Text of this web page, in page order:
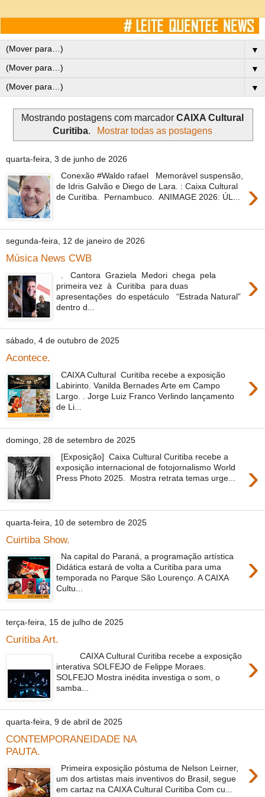
▼
▼
▼
Mostrando postagens com marcador CAIXA Cultural
Curitiba. Mostrar todas as postagens
quarta-feira, 3 de junho de 2026
›
Conexão #Waldo rafael Memorável suspensão,
de Idris Galvão e Diego de Lara. : Caixa Cultural
de Curitiba. Pernambuco. ANIMAGE 2026: ÚL...
segunda-feira, 12 de janeiro de 2026
Música News CWB
›
. Cantora Graziela Medori chega pela
primeira vez à Curitiba para duas
apresentações do espetáculo “Estrada Natural”
dentro d...
sábado, 4 de outubro de 2025
Acontece.
›
CAIXA Cultural Curitiba recebe a exposição
Labirinto. Vanilda Bernades Arte em Campo
Largo. . Jorge Luiz Franco Verlindo lançamento
de Li...
domingo, 28 de setembro de 2025
›
[Exposição] Caixa Cultural Curitiba recebe a
exposição internacional de fotojornalismo World
Press Photo 2025. Mostra retrata temas urge...
quarta-feira, 10 de setembro de 2025
Cuirtiba Show.
›
Na capital do Paraná, a programação artística
Didática estará de volta a Curitiba para uma
temporada no Parque São Lourenço. A CAIXA
Cultu...
terça-feira, 15 de julho de 2025
Curitiba Art.
›
CAIXA Cultural Curitiba recebe a exposição
interativa SOLFEJO de Felippe Moraes.
SOLFEJO Mostra inédita investiga o som, o
samba...
quarta-feira, 9 de abril de 2025
CONTEMPORANEIDADE NA
PAUTA.
›
Primeira exposição póstuma de Nelson Leirner,
um dos artistas mais inventivos do Brasil, segue
em cartaz na CAIXA Cultural Curitiba Com cu...